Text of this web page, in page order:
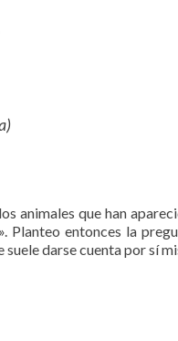
animales que han
Planteo entonces la
suele darse cuenta por sí